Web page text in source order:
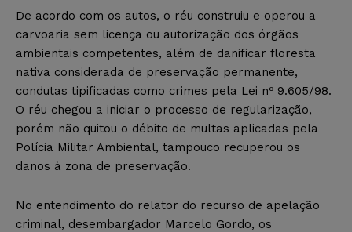
De acordo com os autos, o réu construiu e operou a
carvoaria sem licença ou autorização dos órgãos
ambientais competentes, além de danificar floresta
nativa considerada de preservação permanente,
condutas tipificadas como crimes pela Lei nº 9.605/98.
O réu chegou a iniciar o processo de regularização,
porém não quitou o débito de multas aplicadas pela
Polícia Militar Ambiental, tampouco recuperou os
danos à zona de preservação.
No entendimento do relator do recurso de apelação
criminal, desembargador Marcelo Gordo, os